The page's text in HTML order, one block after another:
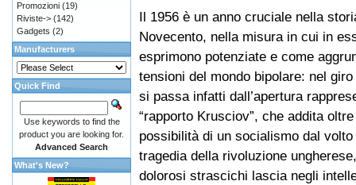
Il 1956 è un anno cruciale nella
Novecento, nella misura in cui in
esprimono potenziate e come
tensioni del mondo bipolare: nel
si passa infatti dall’apertura
“rapporto Krusciov”, che addita
possibilità di un socialismo dal
tragedia della rivoluzione
dolorosi strascichi lascia negli
Promozioni (19)
Riviste-> (142)
Gadgets (2)
Manufacturers
Quick Find
Use keywords to find the
product you are looking for.
Advanced Search
What's New?